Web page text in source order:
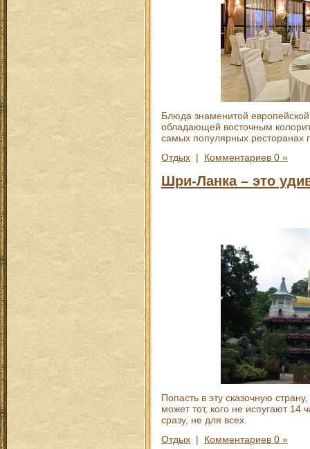
Блюда знаменитой
обладающей восточным
самых популярных ресторанах
Отдых | Комментариев 0 »
Шри-Ланка – это
Попасть в эту сказочную
может тот, кого не испугают 14
сразу, не для всех.
Отдых | Комментариев 0 »